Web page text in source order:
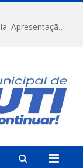
FESTRIBAL 2026 – No Coração da Amazônia. Apresentação da Munduruku.